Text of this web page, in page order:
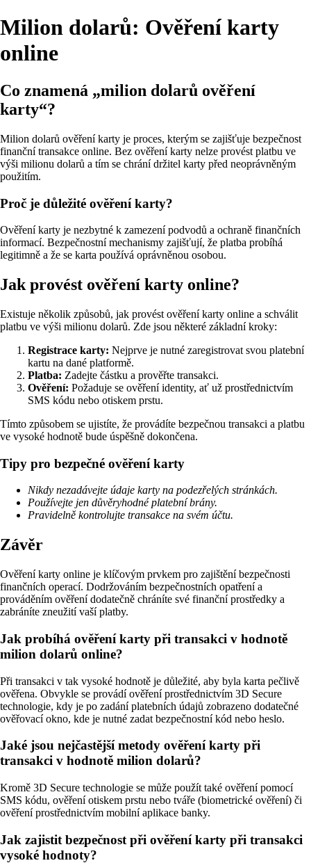
Milion dolarů: Ověření karty
online
Co znamená „milion dolarů ověření
karty“?
Milion dolarů ověření karty je proces, kterým se zajišťuje bezpečnost
finanční transakce online. Bez ověření karty nelze provést platbu ve
výši milionu dolarů a tím se chrání držitel karty před neoprávněným
použitím.
Proč je důležité ověření karty?
Ověření karty je nezbytné k zamezení podvodů a ochraně finančních
informací. Bezpečnostní mechanismy zajišťují, že platba probíhá
legitimně a že se karta používá oprávněnou osobou.
Jak provést ověření karty online?
Existuje několik způsobů, jak provést ověření karty online a schválit
platbu ve výši milionu dolarů. Zde jsou některé základní kroky:
Registrace karty: Nejprve je nutné zaregistrovat svou platební
kartu na dané platformě.
Platba: Zadejte částku a prověřte transakci.
Ověření: Požaduje se ověření identity, ať už prostřednictvím
SMS kódu nebo otiskem prstu.
Tímto způsobem se ujistíte, že provádíte bezpečnou transakci a platbu
ve vysoké hodnotě bude úspěšně dokončena.
Tipy pro bezpečné ověření karty
Nikdy nezadávejte údaje karty na podezřelých stránkách.
Používejte jen důvěryhodné platební brány.
Pravidelně kontrolujte transakce na svém účtu.
Závěr
Ověření karty online je klíčovým prvkem pro zajištění bezpečnosti
finančních operací. Dodržováním bezpečnostních opatření a
prováděním ověření dodatečně chráníte své finanční prostředky a
zabráníte zneužití vaší platby.
Jak probíhá ověření karty při transakci v hodnotě
milion dolarů online?
Při transakci v tak vysoké hodnotě je důležité, aby byla karta pečlivě
ověřena. Obvykle se provádí ověření prostřednictvím 3D Secure
technologie, kdy je po zadání platebních údajů zobrazeno dodatečné
ověřovací okno, kde je nutné zadat bezpečnostní kód nebo heslo.
Jaké jsou nejčastější metody ověření karty při
transakci v hodnotě milion dolarů?
Kromě 3D Secure technologie se může použít také ověření pomocí
SMS kódu, ověření otiskem prstu nebo tváře (biometrické ověření) či
ověření prostřednictvím mobilní aplikace banky.
Jak zajistit bezpečnost při ověření karty při transakci
vysoké hodnoty?